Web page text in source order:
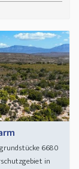
6680
in